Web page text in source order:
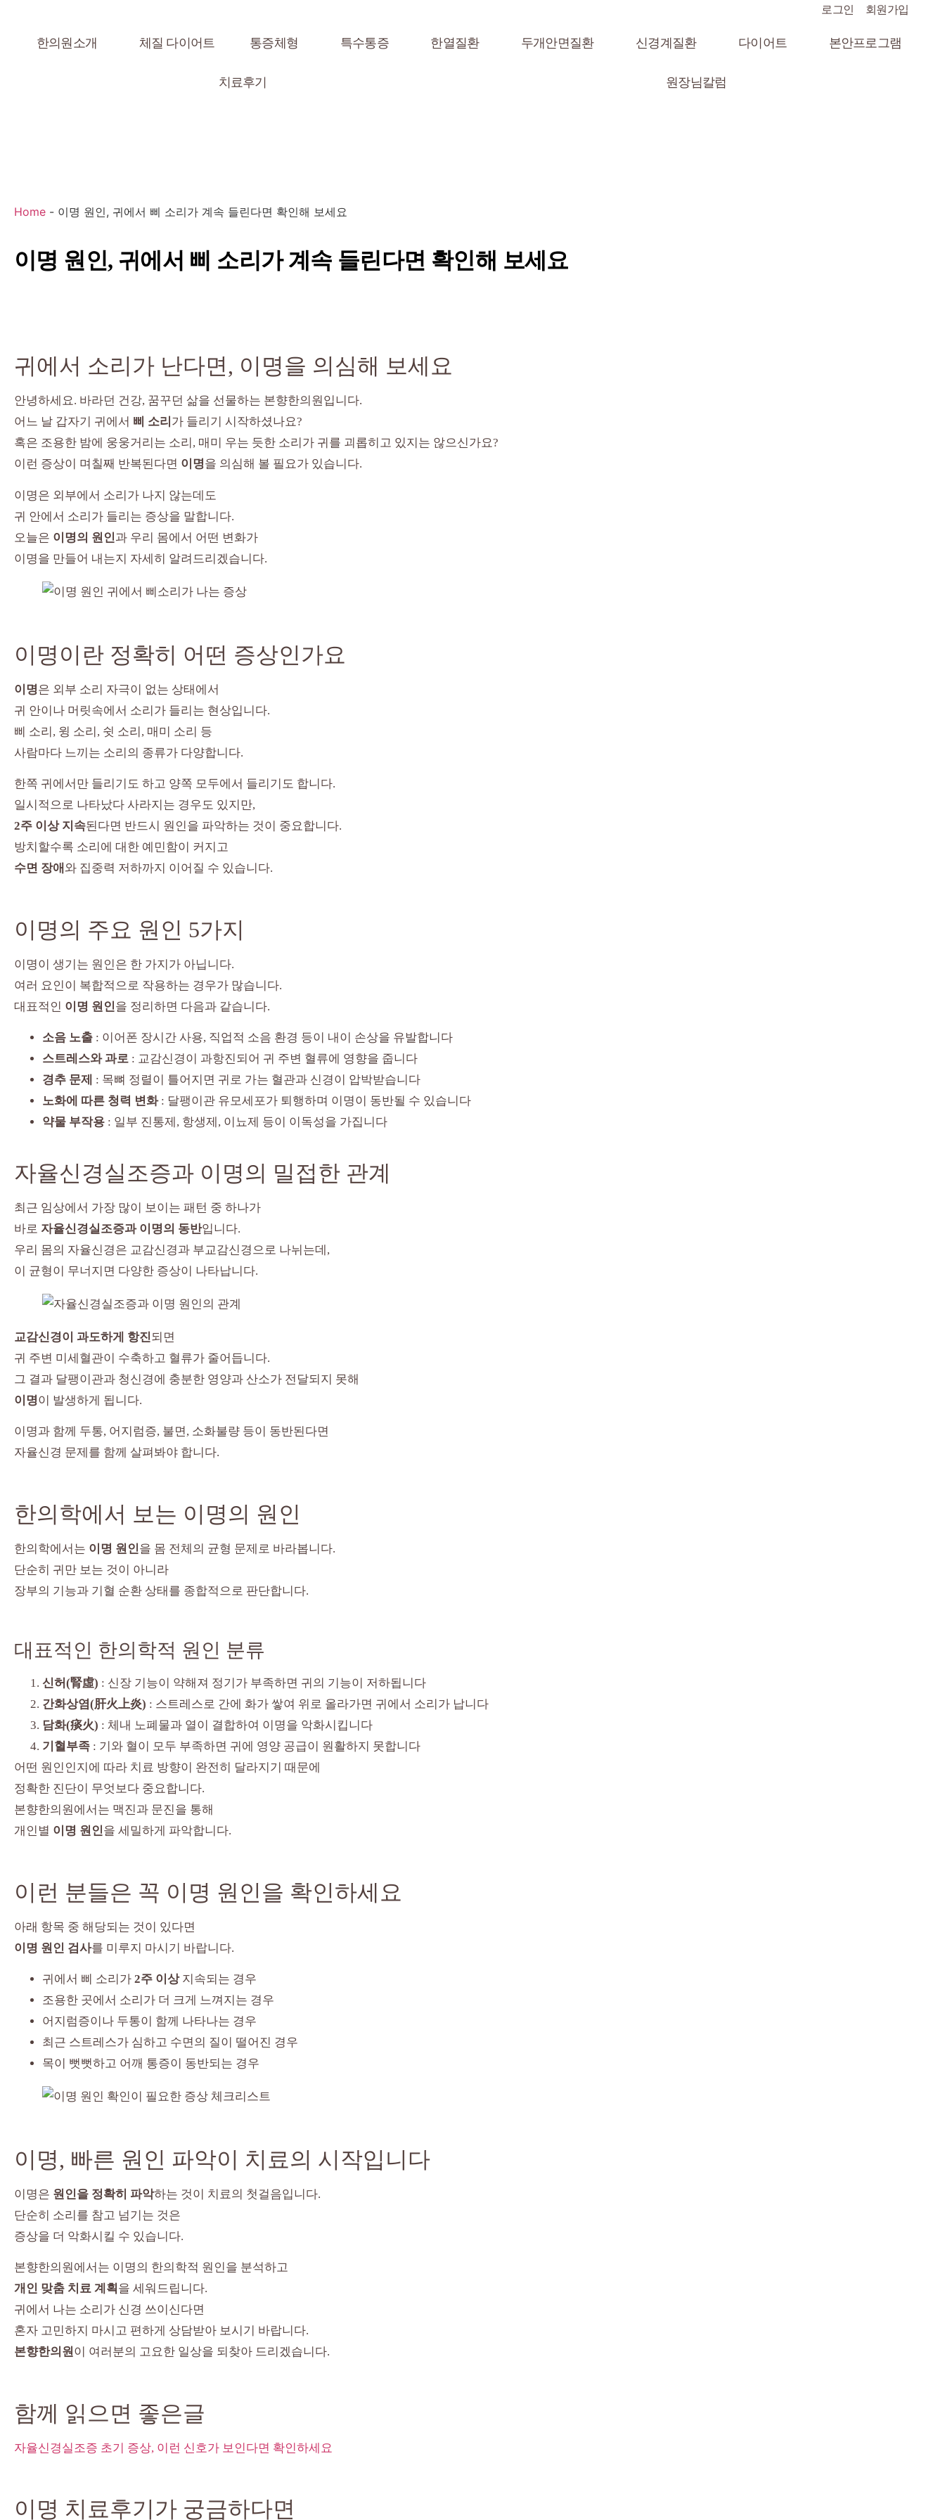
로그인 회원가입
한의원소개 체질 다이어트 통증체형 특수통증 한열질환 두개안면질환 신경계질환 다이어트 본안프로그램
치료후기 원장님칼럼
Home - 이명 원인, 귀에서 삐 소리가 계속 들린다면 확인해 보세요
이명 원인, 귀에서 삐 소리가 계속 들린다면 확인해 보세요
귀에서 소리가 난다면, 이명을 의심해 보세요
안녕하세요. 바라던 건강, 꿈꾸던 삶을 선물하는 본향한의원입니다.
어느 날 갑자기 귀에서 삐 소리 가 들리기 시작하셨나요?
혹은 조용한 밤에 웅웅거리는 소리, 매미 우는 듯한 소리가 귀를 괴롭히고 있지는 않으신가요?
이런 증상이 며칠째 반복된다면 이명을 의심해 볼 필요가 있습니다.
이명은 외부에서 소리가 나지 않는데도
귀 안에서 소리가 들리는 증상을 말합니다.
오늘은 이명의 원인과 우리 몸에서 어떤 변화가
이명을 만들어 내는지 자세히 알려드리겠습니다.
이명이란 정확히 어떤 증상인가요
이명은 외부 소리 자극이 없는 상태에서
귀 안이나 머릿속에서 소리가 들리는 현상입니다.
삐 소리, 윙 소리, 쉿 소리, 매미 소리 등
사람마다 느끼는 소리의 종류가 다양합니다.
한쪽 귀에서만 들리기도 하고 양쪽 모두에서 들리기도 합니다.
일시적으로 나타났다 사라지는 경우도 있지만,
2주 이상 지속된다면 반드시 원인을 파악하는 것이 중요합니다.
방치할수록 소리에 대한 예민함이 커지고
수면 장애 와 집중력 저하까지 이어질 수 있습니다.
이명의 주요 원인 5가지
이명이 생기는 원인은 한 가지가 아닙니다.
여러 요인이 복합적으로 작용하는 경우가 많습니다.
대표적인 이명 원인을 정리하면 다음과 같습니다.
소음 노출 : 이어폰 장시간 사용, 직업적 소음 환경 등이 내이 손상을 유발합니다
스트레스와 과로 : 교감신경이 과항진되어 귀 주변 혈류에 영향을 줍니다
경추 문제
: 목뼈 정렬이 틀어지면 귀로 가는 혈관과 신경이 압박받습니다
노화에 따른 청력 변화: 달팽이관 유모세포가 퇴행하며 이명이 동반될 수 있습니다
약물 부작용 : 일부 진통제, 항생제, 이뇨제 등이 이독성을 가집니다
자율신경실조증과 이명의 밀접한 관계
최근 임상에서 가장 많이 보이는 패턴 중 하나가
바로 자율신경실조증과 이명의 동반입니다.
우리 몸의 자율신경은 교감신경과 부교감신경으로 나뉘는데,
이 균형이 무너지면 다양한 증상이 나타납니다.
교감신경이 과도하게 항진되면
귀 주변 미세혈관이 수축하고 혈류가 줄어듭니다.
그 결과 달팽이관과 청신경에 충분한 영양과 산소가 전달되지 못해
이명이 발생하게 됩니다.
이명과 함께 두통, 어지럼증, 불면, 소화불량 등이 동반된다면
자율신경 문제를 함께 살펴봐야 합니다.
한의학에서 보는 이명의 원인
한의학에서는 이명 원인을 몸 전체의 균형 문제로 바라봅니다.
단순히 귀만 보는 것이 아니라
장부의 기능과 기혈 순환 상태를 종합적으로 판단합니다.
대표적인 한의학적 원인 분류
신허(腎虛) : 신장 기능이 약해져 정기가 부족하면 귀의 기능이 저하됩니다
간화상염(肝火上炎) : 스트레스로 간에 화가 쌓여 위로 올라가면 귀에서 소리가 납니다
담화(痰火) : 체내 노폐물과 열이 결합하여 이명을 악화시킵니다
기혈부족 : 기와 혈이 모두 부족하면 귀에 영양 공급이 원활하지 못합니다
어떤 원인인지에 따라 치료 방향이 완전히 달라지기 때문에
정확한 진단이 무엇보다 중요합니다.
본향한의원에서는 맥진과 문진을 통해
개인별 이명 원인을 세밀하게 파악합니다.
이런 분들은 꼭 이명 원인을 확인하세요
아래 항목 중 해당되는 것이 있다면
이명 원인 검사를 미루지 마시기 바랍니다.
귀에서 삐 소리가 2주 이상지속되는 경우
조용한 곳에서 소리가 더 크게 느껴지는 경우
어지럼증이나 두통이 함께 나타나는 경우
최근 스트레스가 심하고 수면의 질이 떨어진 경우
목이 뻣뻣하고 어깨 통증이 동반되는 경우
이명, 빠른 원인 파악이 치료의 시작입니다
이명은 원인을 정확히 파악하는 것이 치료의 첫걸음입니다.
단순히 소리를 참고 넘기는 것은
증상을 더 악화시킬 수 있습니다.
본향한의원에서는 이명의 한의학적 원인을 분석하고
개인 맞춤 치료 계획 을 세워드립니다.
귀에서 나는 소리가 신경 쓰이신다면
혼자 고민하지 마시고 편하게 상담받아 보시기 바랍니다.
본향한의원이 여러분의 고요한 일상을 되찾아 드리겠습니다.
함께 읽으면 좋은글
자율신경실조증 초기 증상, 이런 신호가 보인다면 확인하세요
이명 치료후기가 궁금하다면